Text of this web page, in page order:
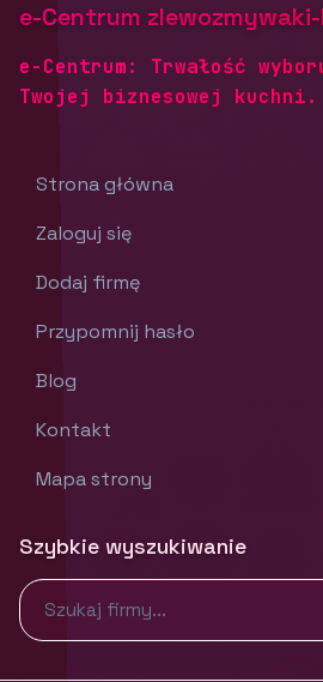
e-Centrum
e-Centrum: Trwałość
Twojej biznesowej kuchni.
Strona główna
Zaloguj się
Dodaj firmę
Przypomnij hasło
Blog
Kontakt
Mapa strony
Szybkie wyszukiwanie